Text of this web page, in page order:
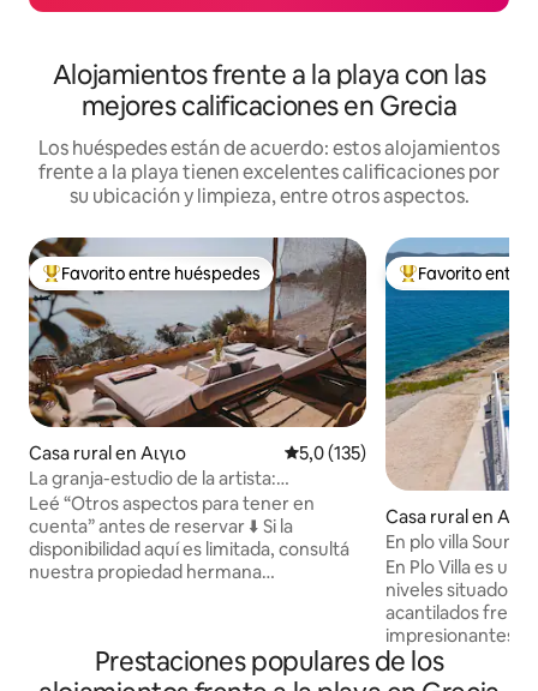
Alojamientos frente a la playa con las
mejores calificaciones en Grecia
Los huéspedes están de acuerdo: estos alojamientos
frente a la playa tienen excelentes calificaciones por
su ubicación y limpieza, entre otros aspectos.
Favorito entre los huéspedes más destacados
Favorito entre huéspedes
Casa rural en Αιγιο Calificación promedio: 5,0 de
5,0 (135)
La granja-estudio de la artista:
Ath/Airp/tren/conexión ☀️
Leé “Otros aspectos para tener en
cuenta” antes de reservar ⬇️ Si la
disponibilidad aquí es limitada, consultá
nuestra propiedad hermana
sin casilleros, sin apps frías. Te espera
una cálida bienvenida, una limpieza de
Favorito entre
Favorito entre
Casa rural en
En plo villa Sounio
En Plo Villa es un
niveles situado
acantilados
impresionantes
refugio idílico
conveniente, a
Prestaciones populares de los